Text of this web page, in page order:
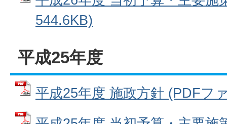
544.6KB)
平成25年度
平成25年度 施政方針 (PDFフ